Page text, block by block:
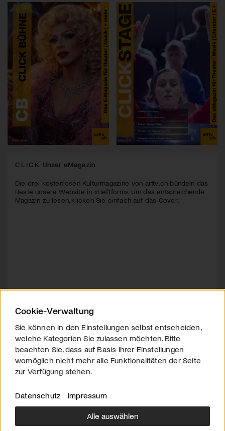
CLICK Unser eMagazin
Die drei kostenlosen Kulturmagazine von arttv.ch bündeln das
Beste unsere Website in «Heftform». Um das entsprechende
Magazin zu lesen, klicken Sie einfach auf das Cover.
Cookie-Verwaltung
Sie können in den Einstellungen selbst entscheiden,
welche Kategorien Sie zulassen möchten. Bitte
beachten Sie, dass auf Basis Ihrer Einstellungen
womöglich nicht mehr alle Funktionalitäten der Seite
zur Verfügung stehen.
Datenschutz Impressum
Alle auswählen